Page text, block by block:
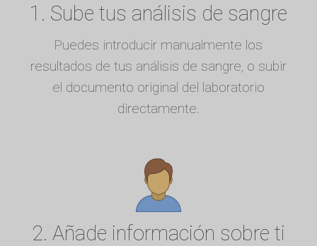
1. Sube tus análisis de sangre
Puedes introducir manualmente los
resultados de tus análisis de sangre, o subir
el documento original del laboratorio
directamente.
2. Añade información sobre ti